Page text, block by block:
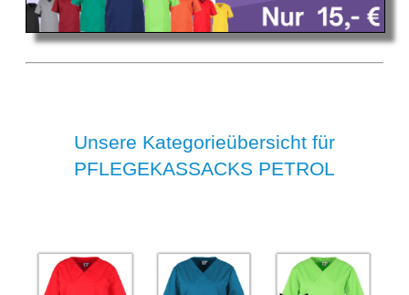
Unsere Kategorieübersicht für
PFLEGEKASSACKS PETROL